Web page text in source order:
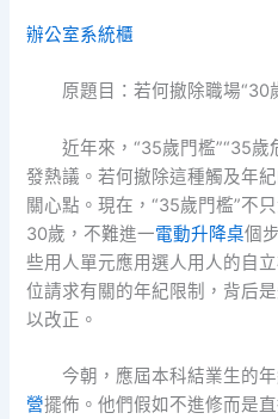
辦公室系統櫃
原題目：若何撤除職場“30
近年來，“35歲門檻”“35
發熱議。若何撤除這種觸及年
關心點。現在，“35歲門檻”不
30歲，不難進一電動升降桌個
些用人單元應用選人用人的自
位請求有關的年紀限制，背后
以改正。
今朝，應屆本科結業生的
營擺佈。他們假如不進修而是